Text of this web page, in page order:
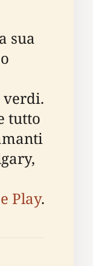
sua
verdi.
tutto
Play.